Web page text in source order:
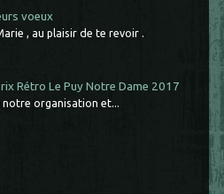
voeux
, au plaisir de te revoir .
Rétro Le Puy Notre Dame 2017
organisation et...